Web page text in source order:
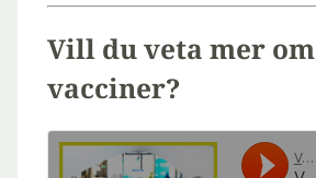
Vill du veta mer om
vacciner?